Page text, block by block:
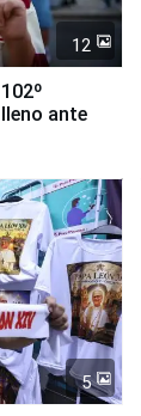
12
ante
5